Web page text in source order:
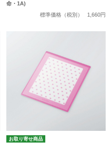
命・1A)
標準価格（税別）
1,660円
お取り寄せ商品